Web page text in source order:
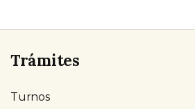
Trámites
Turnos